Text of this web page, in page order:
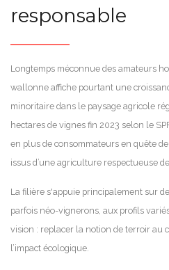
responsable
Longtemps méconnue des amateurs
wallonne affiche pourtant une
minoritaire dans le paysage agricole
hectares de vignes fin 2023 selon le
en plus de consommateurs en quête
issus d’une agriculture respectueuse
La filière s'appuie principalement sur
parfois néo-vignerons, aux profils
vision : replacer la notion de terroir au
l’impact écologique.